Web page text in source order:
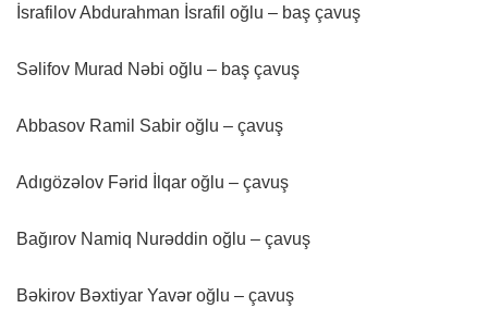
İsrafilov Abdurahman İsrafil oğlu – baş çavuş
Səlifov Murad Nəbi oğlu – baş çavuş
Abbasov Ramil Sabir oğlu – çavuş
Adıgözəlov Fərid İlqar oğlu – çavuş
Bağırov Namiq Nurəddin oğlu – çavuş
Bəkirov Bəxtiyar Yavər oğlu – çavuş